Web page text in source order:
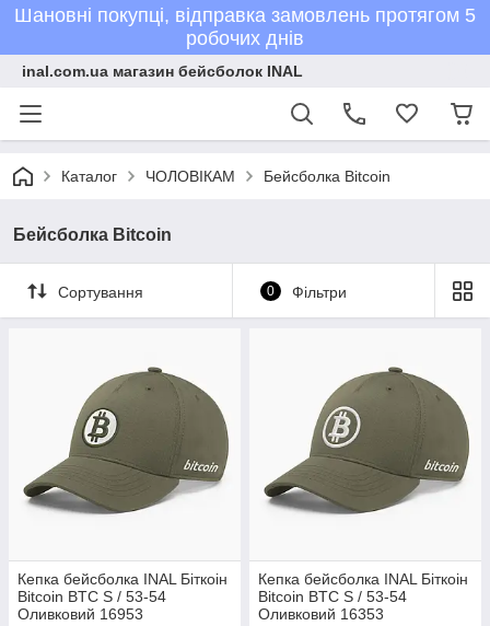
Шановні покупці, відправка замовлень протягом 5
робочих днів
inal.com.ua магазин бейсболок INAL
Каталог ЧОЛОВІКАМ Бейсболка Bitcoin
Бейсболка Bitcoin
Сортування 0 Фільтри
Кепка бейсболка INAL Біткоін
Bitcoin BTC S / 53-54
Оливковий 16953
Кепка бейсболка INAL Біткоін
Bitcoin BTC S / 53-54
Оливковий 16353